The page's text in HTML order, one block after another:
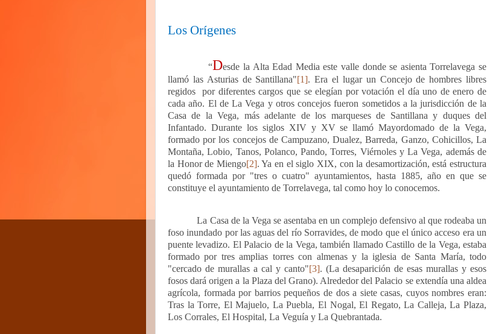
Los Orígenes
“Desde la Alta Edad Media este valle donde se asienta Torrelavega se
llamó las Asturias de Santillana"[1]. Era el lugar un Concejo de hombres libres
regidos
por diferentes cargos que se elegían por votación el día uno de enero de
cada año. El de La Vega y otros concejos fueron sometidos a la jurisdicción de la
Casa de la Vega, más adelante de los marqueses de Santillana y duques del
Infantado. Durante los siglos XIV y XV se llamó Mayordomado de la Vega,
formado por los concejos de Campuzano, Dualez, Barreda, Ganzo, Cohicillos, La
Montaña, Lobio, Tanos, Polanco, Pando, Torres, Viérnoles y La Vega, además de
la Honor de Miengo[2]. Ya en el siglo XIX, con la desamortización, está estructura
quedó formada por "tres o cuatro" ayuntamientos, hasta 1885, año en que se
constituye el ayuntamiento de Torrelavega, tal como hoy lo conocemos.
La Casa de la Vega se asentaba en un complejo defensivo al que rodeaba un
foso inundado por las aguas del río Sorravides, de modo que el único acceso era un
puente levadizo. El Palacio de la Vega, también llamado Castillo de la Vega, estaba
formado por tres amplias torres con almenas y la iglesia de Santa María, todo
"cercado de murallas a cal y canto"[3]. (La desaparición de esas murallas y esos
fosos dará origen a la Plaza del Grano). Alrededor del Palacio se extendía una aldea
agrícola, formada por barrios pequeños de dos a siete casas, cuyos nombres eran:
Tras la Torre, El Majuelo, La Puebla, El Nogal, El Regato, La Calleja, La Plaza,
Los Corrales, El Hospital, La Veguía y La Quebrantada.